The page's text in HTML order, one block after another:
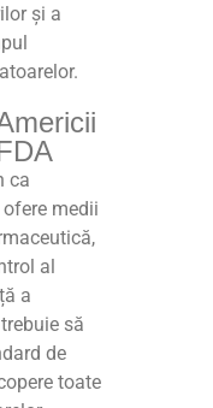
și a
ca
medii
al
a
să
de
toate